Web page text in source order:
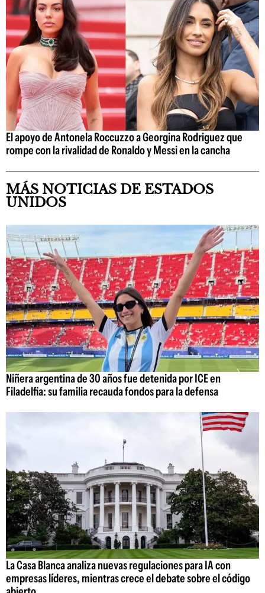
El apoyo de Antonela Roccuzzo a Georgina Rodriguez que
rompe con la rivalidad de Ronaldo y Messi en la cancha
MÁS NOTICIAS DE ESTADOS
UNIDOS
Niñera argentina de 30 años fue detenida por ICE en
Filadelfia: su familia recauda fondos para la defensa
La Casa Blanca analiza nuevas regulaciones para IA con
empresas líderes, mientras crece el debate sobre el código